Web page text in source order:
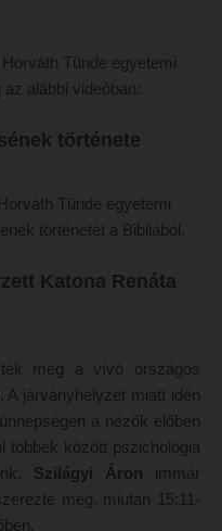
ismeretek hallgatók részére
ismeretek hallgatók részére
Tünde egyetemi
alábbi videóban:
története
Tünde egyetemi
történetét a Bibliából.
Katona Renáta
meg a vívó országos
A járványhelyzet miatt idén
a nézők élőben
többek között pszichológia
Szilágyi Áron immár
meg, miután 15:11-